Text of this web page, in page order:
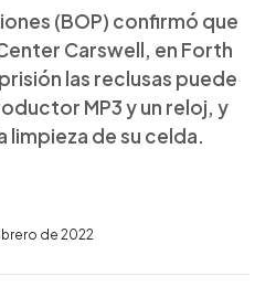
(BOP) confirmó que
Carswell, en Forth
las reclusas puede
MP3 y un reloj, y
limpieza de su celda.
de 2022